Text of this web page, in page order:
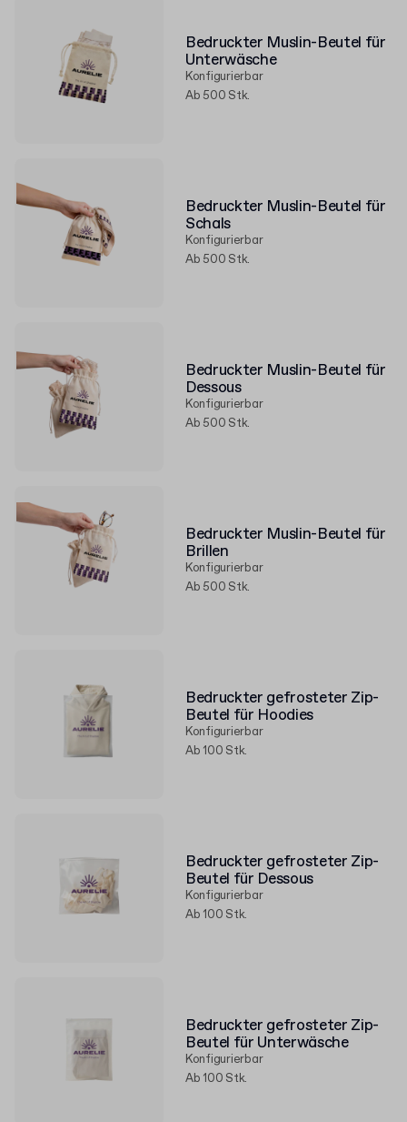
Bedruckter Muslin-Beutel für
Unterwäsche
Konfigurierbar
Ab 500 Stk.
Bedruckter Muslin-Beutel für
Schals
Konfigurierbar
Ab 500 Stk.
Bedruckter Muslin-Beutel für
Dessous
Konfigurierbar
Ab 500 Stk.
Bedruckter Muslin-Beutel für
Brillen
Konfigurierbar
Ab 500 Stk.
Bedruckter gefrosteter Zip-
Beutel für Hoodies
Konfigurierbar
Ab 100 Stk.
Bedruckter gefrosteter Zip-
Beutel für Dessous
Konfigurierbar
Ab 100 Stk.
Bedruckter gefrosteter Zip-
Beutel für Unterwäsche
Konfigurierbar
Ab 100 Stk.